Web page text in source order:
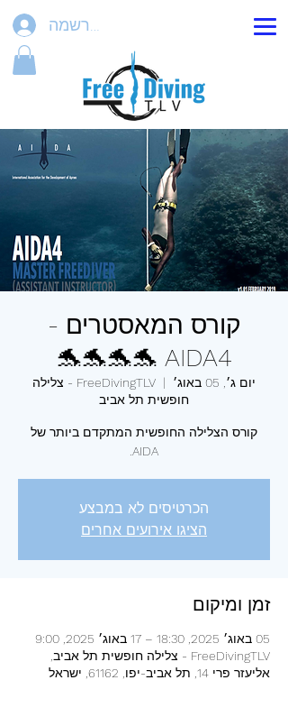
הרשמה
קורס המאסטרים -
AIDA4 🐬🐬🐬🐬
יום ג׳, 05 באוג׳
  |
FreeDivingTLV - צלילה
חופשית תל אביב
קורס הצלילה החופשית המתקדם ביותר של
AIDA.
הכרטיסים לא במבצע
הציגו אירועים אחרים
זמן ומיקום
05 באוג׳ 2025, 18:30 – 17 באוג׳ 2025, 9:00
FreeDivingTLV - צלילה חופשית תל אביב,
אליעזר פרי 14, תל אביב-יפו, 61162, ישראל